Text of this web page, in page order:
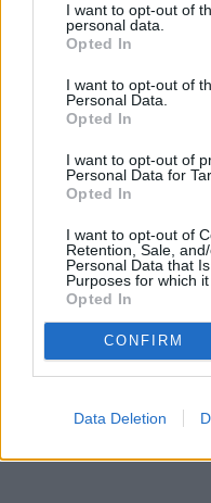
I want to opt-out of
personal data.
Opted In
I want to opt-out of
Personal Data.
Opted In
I want to opt-out of
Personal Data for
Opted In
I want to opt-out of
Retention, Sale,
Personal Data that
Purposes for which it
Opted In
CONFIRM
Data Deletion